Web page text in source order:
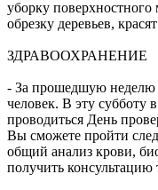
уборку
обрезку деревьев,
ЗДРАВООХРАНЕНИЕ
- За прошедшую неделю
человек. В эту субботу
проводиться День
Вы сможете пройти
общий анализ крови,
получить консультацию